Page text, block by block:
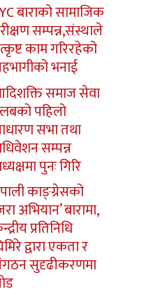
बाराको सामाजिक
सम्पन्न,संस्थाले
काम गरिरहेको
भनाई
समाज सेवा
पहिलो
सभा तथा
सम्पन्न
पुनः गिरि
काङ्ग्रेसको
अभियान’ बारामा,
प्रतिनिधि
द्वारा एकता र
सुदृढीकरणमा